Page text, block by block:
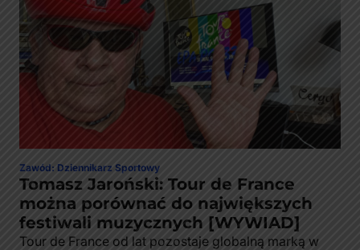
Zawód: Dziennikarz Sportowy
Tomasz Jaroński: Tour de France
można porównać do największych
festiwali muzycznych [WYWIAD]
Tour de France od lat pozostaje globalną marką w